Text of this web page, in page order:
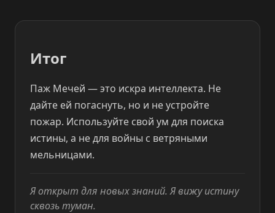
Итог
Паж Мечей — это искра интеллекта. Не
дайте ей погаснуть, но и не устройте
пожар. Используйте свой ум для поиска
истины, а не для войны с ветряными
мельницами.
Я открыт для новых знаний. Я вижу истину
сквозь туман.